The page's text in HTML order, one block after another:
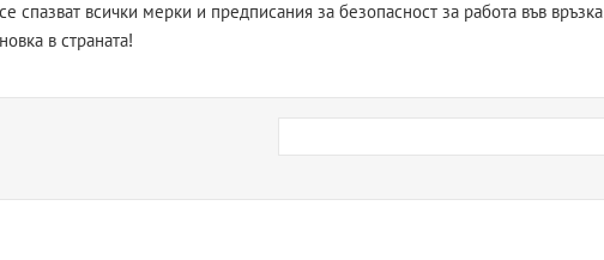
спазват всички мерки и предписания за безопасност за работа във връзка
в страната!